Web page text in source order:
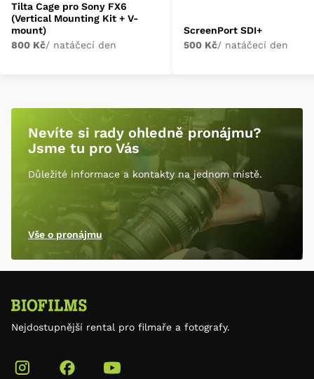
Tilta Cage pro Sony FX6
(Vertical Mounting Kit + V-
mount)
800 Kč/ natáčecí den
ScreenPort SDI+
500 Kč/ natáčecí den
Nevíte si rady ohledně pronájmu?
Jsme tu pro Vás
Důležité informace a kontakty na jednom místě.
Vše o pronájmu
Nejdostupnější rental pro filmaře a fotografy.